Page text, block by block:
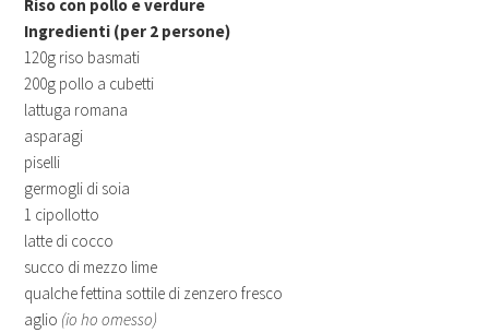
Riso con pollo e verdure
Ingredienti (per 2 persone)
120g riso basmati
200g pollo a cubetti
lattuga romana
asparagi
piselli
germogli di soia
1 cipollotto
latte di cocco
succo di mezzo lime
qualche fettina sottile di zenzero fresco
aglio (io ho omesso)